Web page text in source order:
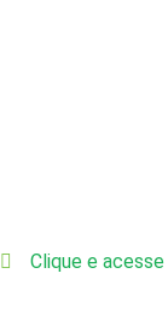
Clique e acesse